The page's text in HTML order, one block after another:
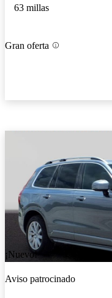
63 millas
Gran oferta
¡Nuevo!
Aviso patrocinado